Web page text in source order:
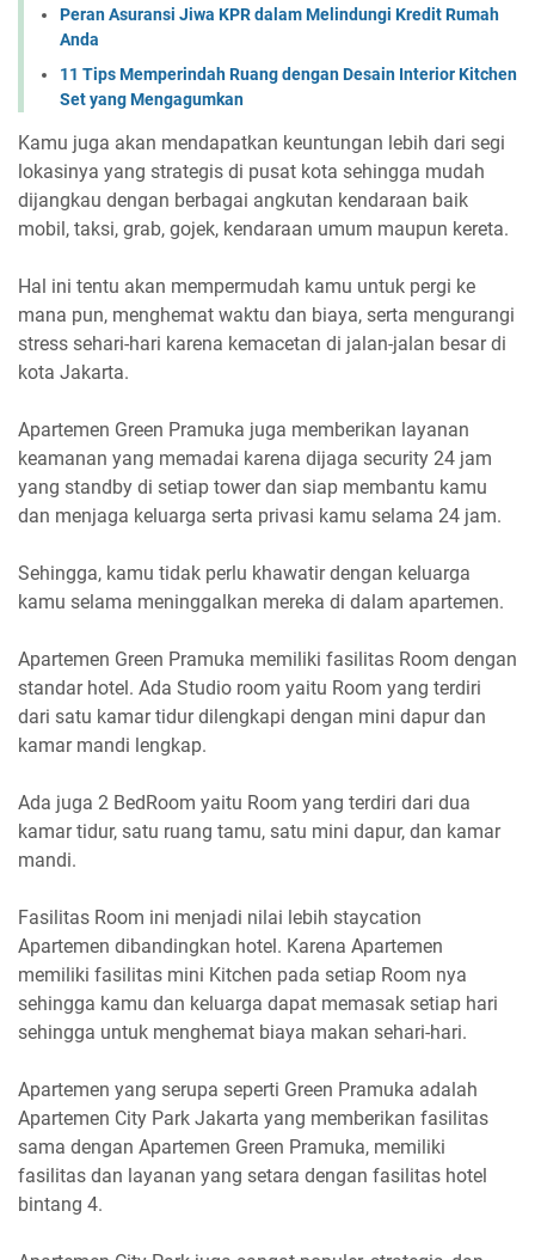
Peran Asuransi Jiwa KPR dalam Melindungi Kredit Rumah
Anda
11 Tips Memperindah Ruang dengan Desain Interior Kitchen
Set yang Mengagumkan
Kamu juga akan mendapatkan keuntungan lebih dari segi
lokasinya yang strategis di pusat kota sehingga mudah
dijangkau dengan berbagai angkutan kendaraan baik
mobil, taksi, grab, gojek, kendaraan umum maupun kereta.
Hal ini tentu akan mempermudah kamu untuk pergi ke
mana pun, menghemat waktu dan biaya, serta mengurangi
stress sehari-hari karena kemacetan di jalan-jalan besar di
kota Jakarta.
Apartemen Green Pramuka juga memberikan layanan
keamanan yang memadai karena dijaga security 24 jam
yang standby di setiap tower dan siap membantu kamu
dan menjaga keluarga serta privasi kamu selama 24 jam.
Sehingga, kamu tidak perlu khawatir dengan keluarga
kamu selama meninggalkan mereka di dalam apartemen.
Apartemen Green Pramuka memiliki fasilitas Room dengan
standar hotel. Ada Studio room yaitu Room yang terdiri
dari satu kamar tidur dilengkapi dengan mini dapur dan
kamar mandi lengkap.
Ada juga 2 BedRoom yaitu Room yang terdiri dari dua
kamar tidur, satu ruang tamu, satu mini dapur, dan kamar
mandi.
Fasilitas Room ini menjadi nilai lebih staycation
Apartemen dibandingkan hotel. Karena Apartemen
memiliki fasilitas mini Kitchen pada setiap Room nya
sehingga kamu dan keluarga dapat memasak setiap hari
sehingga untuk menghemat biaya makan sehari-hari.
Apartemen yang serupa seperti Green Pramuka adalah
Apartemen City Park Jakarta yang memberikan fasilitas
sama dengan Apartemen Green Pramuka, memiliki
fasilitas dan layanan yang setara dengan fasilitas hotel
bintang 4.